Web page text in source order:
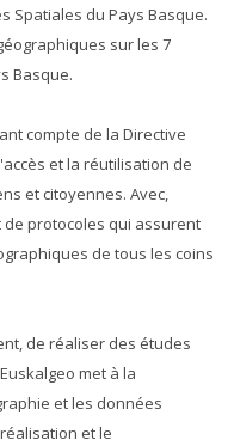
Spatiales du Pays Basque.
sur les 7
Basque.
de la Directive
et la réutilisation de
et citoyennes. Avec,
protocoles qui assurent
de tous les coins
de réaliser des études
met à la
et les données
et le